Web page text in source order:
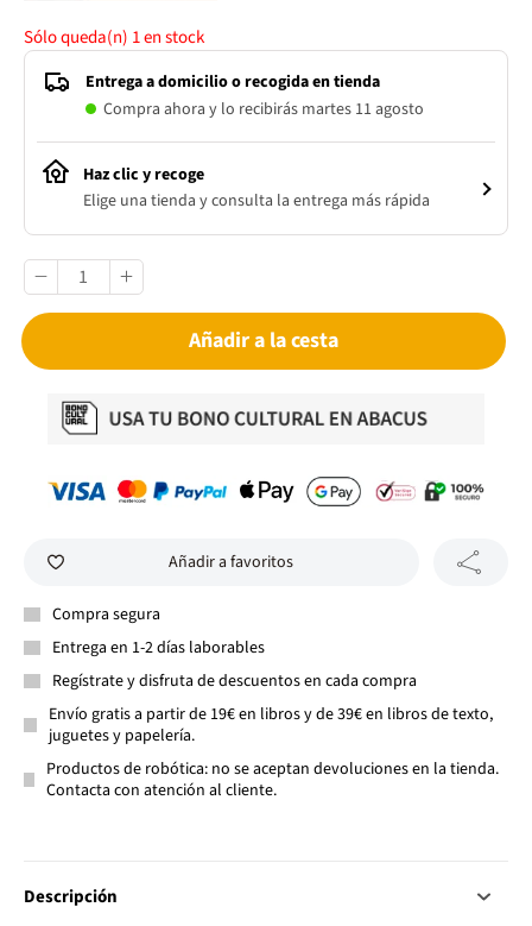
Sólo queda(n) 1en stock
Entrega a domicilio o recogida en tienda
Compra ahora y lo recibirás martes 11 agosto
Haz clic y recoge
Elige una tienda y consulta la entrega más rápida
Añadir a la cesta
Añadir a favoritos
Compra segura
Entrega en 1-2 días laborables
Regístrate y disfruta de descuentos en cada compra
Envío gratis a partir de 19€ en libros y de 39€ en libros de texto,
juguetes y papelería.
Productos de robótica: no se aceptan devoluciones en la tienda.
Contacta con atención al cliente.
Descripción